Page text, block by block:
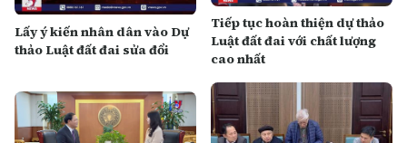
Lấy ý kiến nhân dân vào Dự
thảo Luật đất đai sửa đổi
Tiếp tục hoàn thiện dự thảo
Luật đất đai với chất lượng
cao nhất